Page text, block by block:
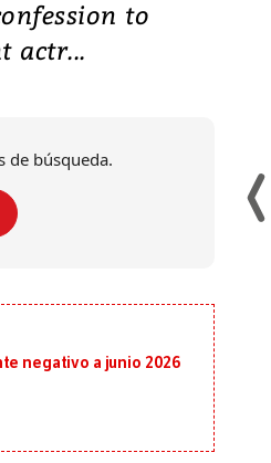
to
actr...
de búsqueda.
negativo a junio 2026
educación y
raras
y escuetas
este domingo su